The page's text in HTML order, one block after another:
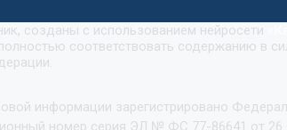
созданы с использованием нейросети
соответствовать содержанию в
информации зарегистрировано
номер серия ЭЛ № ФС 77-86641 от 26